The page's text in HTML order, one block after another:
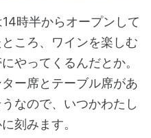
時半からオープンして
ころ、ワインを楽しむ
やってくるんだとか。
ー席とテーブル席があ
なので、いつかわたし
刻みます。